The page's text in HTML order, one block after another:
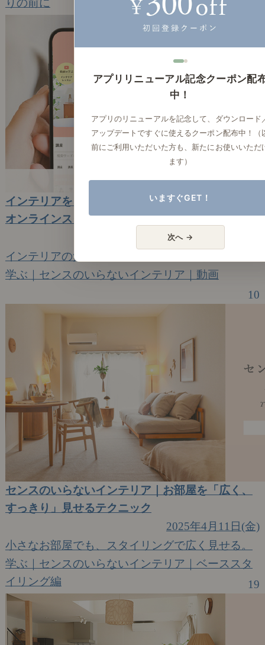
りの前に
インテリアを「動画×体験」で学べる学校。「無料
オンラインスクール」を開校いたします。
2026年1月15日(木)
インテリアの無料オンラインスクールを開校
学ぶ｜センスのいらないインテリア｜動画
10
センスのいらないインテリア｜お部屋を「広く、
すっきり」見せるテクニック
2025年4月11日(金)
小さなお部屋でも、スタイリングで広く見せる。
学ぶ｜センスのいらないインテリア｜ベーススタ
イリング編
19
アプリリニューアル記念クーポン配
中！
アプリのリニューアルを記念して、ダウンロード
アップデートですぐに使えるクーポン配布中！（
前にご利用いただいた方も、新たにお使いいただ
ます）
いますぐGET！
次へ →